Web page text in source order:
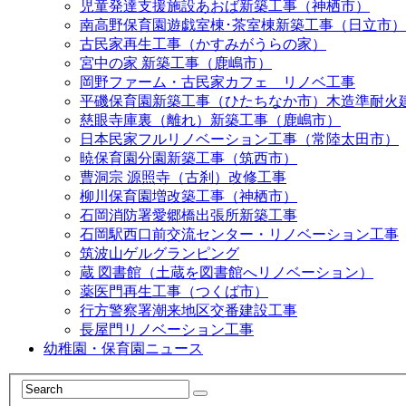
児童発達支援施設あおば新築工事（神栖市）
南高野保育園遊戯室棟･茶室棟新築工事（日立市）
古民家再生工事（かすみがうらの家）
宮中の家 新築工事（鹿嶋市）
岡野ファーム・古民家カフェ リノベ工事
平磯保育園新築工事（ひたちなか市）木造準耐火
慈眼寺庫裏（離れ）新築工事（鹿嶋市）
日本民家フルリノベーション工事（常陸太田市）
暁保育園分園新築工事（筑西市）
曹洞宗 源照寺（古刹）改修工事
柳川保育園増改築工事（神栖市）
石岡消防署愛郷橋出張所新築工事
石岡駅西口前交流センター・リノベーション工事
筑波山ゲルグランピング
蔵 図書館（土蔵を図書館へリノベーション）
薬医門再生工事（つくば市）
行方警察署潮来地区交番建設工事
長屋門リノベーション工事
幼稚園・保育園ニュース